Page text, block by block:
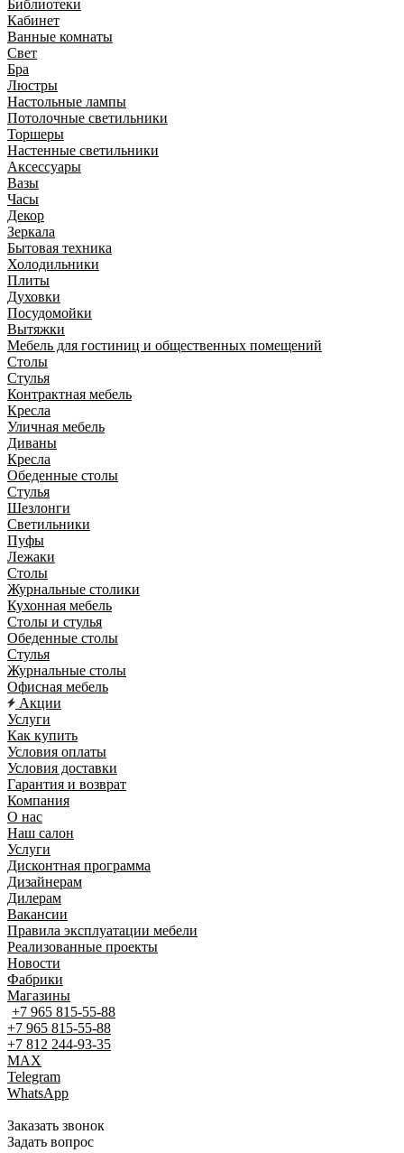
Библиотеки
Кабинет
Ванные комнаты
Свет
Бра
Люстры
Настольные лампы
Потолочные светильники
Торшеры
Настенные светильники
Аксессуары
Вазы
Часы
Декор
Зеркала
Бытовая техника
Холодильники
Плиты
Духовки
Посудомойки
Вытяжки
Мебель для гостиниц и общественных помещений
Столы
Стулья
Контрактная мебель
Кресла
Уличная мебель
Диваны
Кресла
Обеденные столы
Стулья
Шезлонги
Светильники
Пуфы
Лежаки
Столы
Журнальные столики
Кухонная мебель
Столы и стулья
Обеденные столы
Стулья
Журнальные столы
Офисная мебель
Акции
Услуги
Как купить
Условия оплаты
Условия доставки
Гарантия и возврат
Компания
О нас
Наш салон
Услуги
Дисконтная программа
Дизайнерам
Дилерам
Вакансии
Правила эксплуатации мебели
Реализованные проекты
Новости
Фабрики
Магазины
+7 965 815-55-88
+7 965 815-55-88
+7 812 244-93-35
MAX
Telegram
WhatsApp
Заказать звонок
Задать вопрос